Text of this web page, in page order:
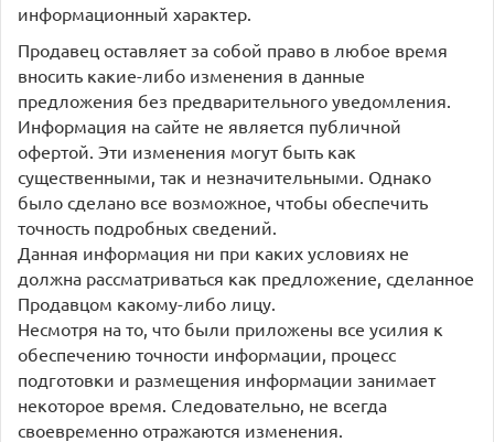
информационный характер.
Продавец оставляет за собой право в любое время
вносить какие-либо изменения в данные
предложения без предварительного уведомления.
Информация на сайте не является публичной
офертой. Эти изменения могут быть как
существенными, так и незначительными. Однако
было сделано все возможное, чтобы обеспечить
точность подробных сведений.
Данная информация ни при каких условиях не
должна рассматриваться как предложение, сделанное
Продавцом какому-либо лицу.
Несмотря на то, что были приложены все усилия к
обеспечению точности информации, процесс
подготовки и размещения информации занимает
некоторое время. Следовательно, не всегда
своевременно отражаются изменения.